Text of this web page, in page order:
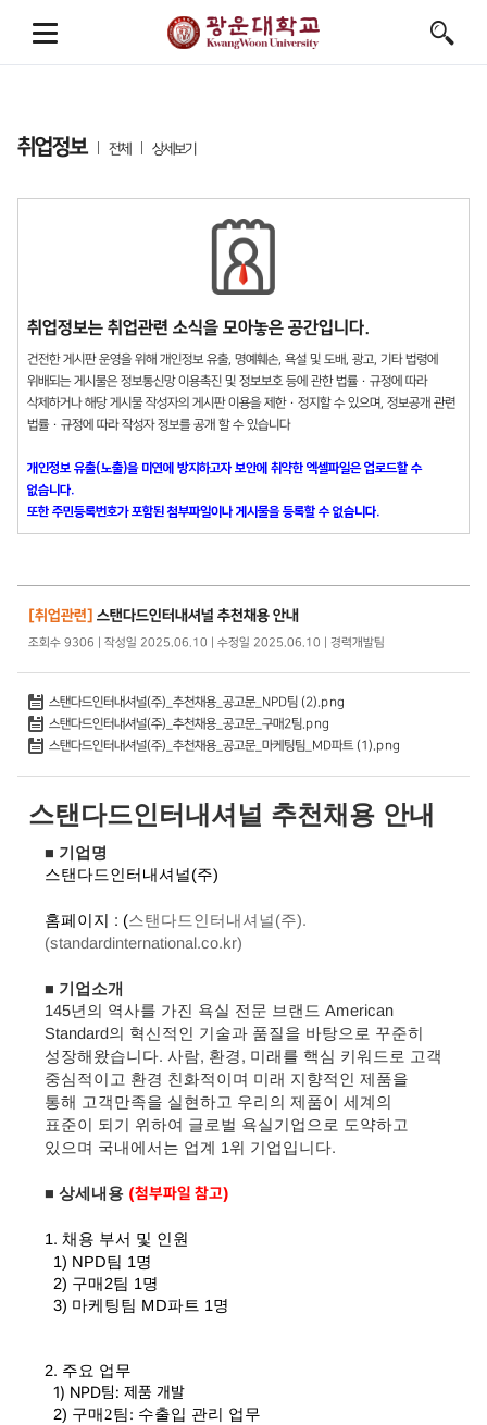
취업정보 전체 상세보기
취업정보는 취업관련 소식을 모아놓은 공간입니다.
건전한 게시판 운영을 위해 개인정보 유출, 명예훼손, 욕설 및 도배, 광고, 기타 법령에
위배되는 게시물은 정보통신망 이용촉진 및 정보보호 등에 관한 법률 · 규정에 따라
삭제하거나 해당 게시물 작성자의 게시판 이용을 제한 · 정지할 수 있으며, 정보공개 관련
법률 · 규정에 따라 작성자 정보를 공개 할 수 있습니다
개인정보 유출(노출)을 미연에 방지하고자 보안에 취약한 엑셀파일은 업로드할 수
없습니다.
또한 주민등록번호가 포함된 첨부파일이나 게시물을 등록할 수 없습니다.
[취업관련] 스탠다드인터내셔널 추천채용 안내
조회수 9306 | 작성일 2025.06.10 | 수정일 2025.06.10 | 경력개발팀
스탠다드인터내셔널(주)_추천채용_공고문_NPD팀 (2).png
스탠다드인터내셔널(주)_추천채용_공고문_구매2팀.png
스탠다드인터내셔널(주)_추천채용_공고문_마케팅팀_MD파트 (1).png
스탠다드인터내셔널 추천채용 안내
■ 기업명
스탠다드인터내셔널(주)
홈페이지 : (스탠다드인터내셔널(주).
(standardinternational.co.kr)
■ 기업소개
145년의 역사를 가진 욕실 전문 브랜드 American
Standard의 혁신적인 기술과 품질을 바탕으로 꾸준히
성장해왔습니다. 사람, 환경, 미래를 핵심 키워드로 고객
중심적이고 환경 친화적이며 미래 지향적인 제품을
통해 고객만족을 실현하고 우리의 제품이 세계의
표준이 되기 위하여 글로벌 욕실기업으로 도약하고
있으며 국내에서는 업계 1위 기업입니다.
■상세내용 (첨부파일 참고)
1. 채용 부서 및 인원
1) NPD팀 1명
2) 구매2팀 1명
3) 마케팅팀 MD파트 1명
2. 주요 업무
1) NPD팀: 제품 개발
2) 구매2팀: 수출입 관리 업무